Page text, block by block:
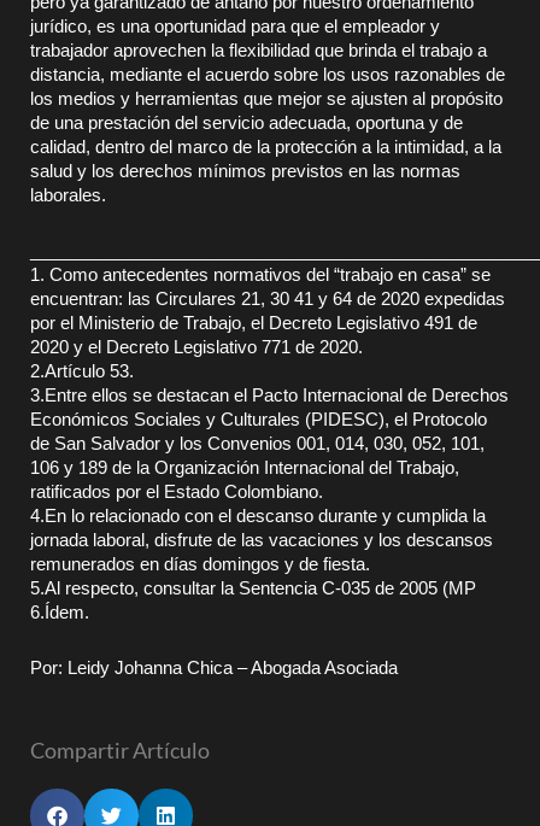
jurídico, es una oportunidad para que el empleador y
trabajador aprovechen la flexibilidad que brinda el trabajo a
distancia, mediante el acuerdo sobre los usos razonables de
los medios y herramientas que mejor se ajusten al propósito
de una prestación del servicio adecuada, oportuna y de
calidad, dentro del marco de la protección a la intimidad, a la
salud y los derechos mínimos previstos en las normas
laborales.
1. Como antecedentes normativos del “trabajo en casa” se
encuentran: las Circulares 21, 30 41 y 64 de 2020 expedidas
por el Ministerio de Trabajo, el Decreto Legislativo 491 de
2020 y el Decreto Legislativo 771 de 2020.
2.Artículo 53.
3.Entre ellos se destacan el Pacto Internacional de Derechos
Económicos Sociales y Culturales (PIDESC), el Protocolo
de San Salvador y los Convenios 001, 014, 030, 052, 101,
106 y 189 de la Organización Internacional del Trabajo,
ratificados por el Estado Colombiano.
4.En lo relacionado con el descanso durante y cumplida la
jornada laboral, disfrute de las vacaciones y los descansos
remunerados en días domingos y de fiesta.
5.Al respecto, consultar la Sentencia C-035 de 2005 (MP
6.Ídem.
Por: Leidy Johanna Chica – Abogada Asociada
Compartir Artículo